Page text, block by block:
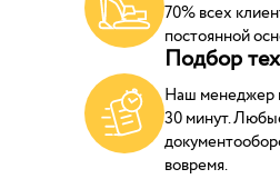
70% всех
постоянной
Подбор
Наш менеджер
30 минут.
вовремя.